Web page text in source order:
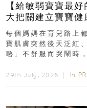
【給敏弱寶寶最
大把關建立寶寶
每個媽媽在育兒路上
寶肌膚突然後天泛紅
嚕」不舒服而哭鬧時
29th July, 2026 ｜ In